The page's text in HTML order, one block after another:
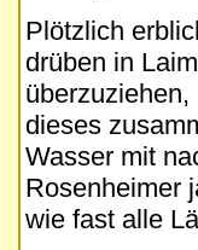
Plötzlich
drüben in
dieses
Wasser mit
Rosenheimer
wie fast alle